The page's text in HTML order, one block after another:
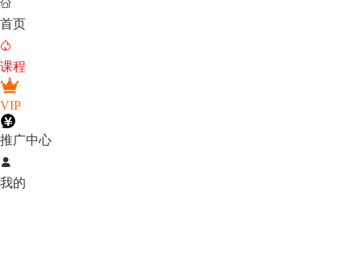

首页

课程
VIP
推广中心

我的